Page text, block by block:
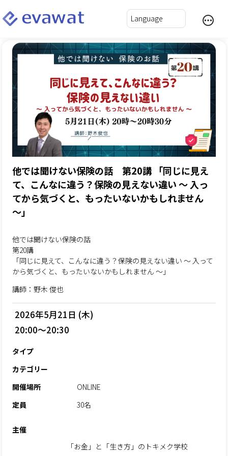
他では聞けない保険の話 第20講 「同じに見え
て、こんなに違う？保険の見えない違い ～ 入っ
てから気づくと、もったいないかもしれません
～」
他では聞けない保険の話
第20講
「同じに見えて、こんなに違う？保険の見えない違い ～ 入って
から気づくと、もったいないかもしれません ～」
講師：野木 俊也
2026年5月21日 (木)
20:00～20:30
タイプ
カテゴリー
開催場所
ONLINE
定員
30名
主催
「お金」と「生き方」のトキメク学校